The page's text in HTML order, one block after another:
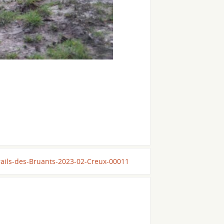
des-Bruants-2023-02-Creux-00011